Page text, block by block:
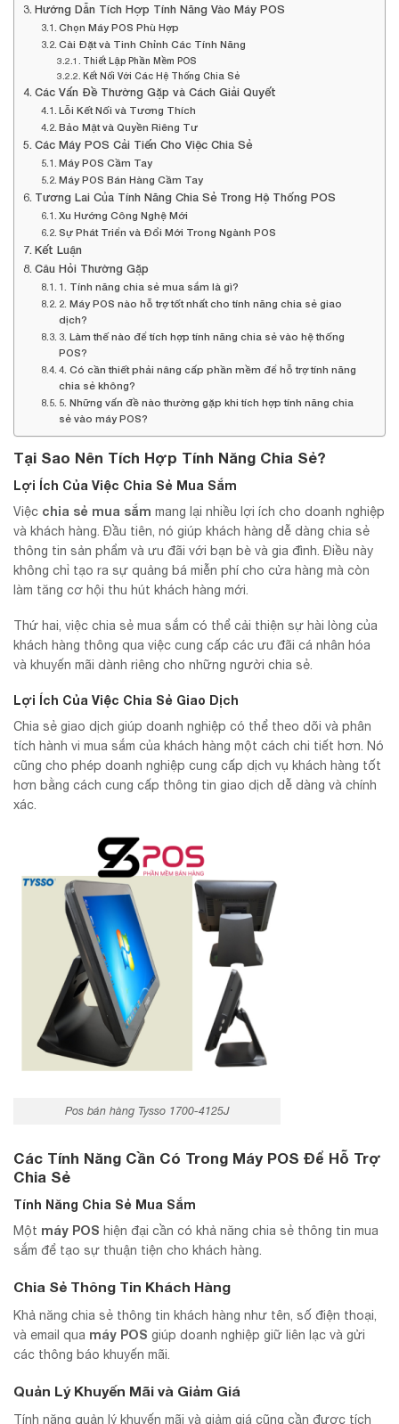
Hướng Dẫn Tích Hợp Tính Năng Vào Máy POS
Chọn Máy POS Phù Hợp
Cài Đặt và Tinh Chỉnh Các Tính Năng
Thiết Lập Phần Mềm POS
Kết Nối Với Các Hệ Thống Chia Sẻ
Các Vấn Đề Thường Gặp và Cách Giải Quyết
Lỗi Kết Nối và Tương Thích
Bảo Mật và Quyền Riêng Tư
Các Máy POS Cải Tiến Cho Việc Chia Sẻ
Máy POS Cầm Tay
Máy POS Bán Hàng Cầm Tay
Tương Lai Của Tính Năng Chia Sẻ Trong Hệ Thống POS
Xu Hướng Công Nghệ Mới
Sự Phát Triển và Đổi Mới Trong Ngành POS
Kết Luận
Câu Hỏi Thường Gặp
1. Tính năng chia sẻ mua sắm là gì?
2. Máy POS nào hỗ trợ tốt nhất cho tính năng chia sẻ giao
dịch?
3. Làm thế nào để tích hợp tính năng chia sẻ vào hệ thống
POS?
4. Có cần thiết phải nâng cấp phần mềm để hỗ trợ tính năng
chia sẻ không?
5. Những vấn đề nào thường gặp khi tích hợp tính năng chia
sẻ vào máy POS?
Tại Sao Nên Tích Hợp Tính Năng Chia Sẻ?
Lợi Ích Của Việc Chia Sẻ Mua Sắm
Việc chia sẻ mua sắm mang lại nhiều lợi ích cho doanh nghiệp
và khách hàng. Đầu tiên, nó giúp khách hàng dễ dàng chia sẻ
thông tin sản phẩm và ưu đãi với bạn bè và gia đình. Điều này
không chỉ tạo ra sự quảng bá miễn phí cho cửa hàng mà còn
làm tăng cơ hội thu hút khách hàng mới.
Thứ hai, việc chia sẻ mua sắm có thể cải thiện sự hài lòng của
khách hàng thông qua việc cung cấp các ưu đãi cá nhân hóa
và khuyến mãi dành riêng cho những người chia sẻ.
Lợi Ích Của Việc Chia Sẻ Giao Dịch
Chia sẻ giao dịch giúp doanh nghiệp có thể theo dõi và phân
tích hành vi mua sắm của khách hàng một cách chi tiết hơn. Nó
cũng cho phép doanh nghiệp cung cấp dịch vụ khách hàng tốt
hơn bằng cách cung cấp thông tin giao dịch dễ dàng và chính
xác.
Pos bán hàng Tysso 1700-4125J
Các Tính Năng Cần Có Trong Máy POS Để Hỗ Trợ
Chia Sẻ
Tính Năng Chia Sẻ Mua Sắm
Một máy POS hiện đại cần có khả năng chia sẻ thông tin mua
sắm để tạo sự thuận tiện cho khách hàng.
Chia Sẻ Thông Tin Khách Hàng
Khả năng chia sẻ thông tin khách hàng như tên, số điện thoại,
và email qua máy POS giúp doanh nghiệp giữ liên lạc và gửi
các thông báo khuyến mãi.
Quản Lý Khuyến Mãi và Giảm Giá
Tính năng quản lý khuyến mãi và giảm giá cũng cần được tích